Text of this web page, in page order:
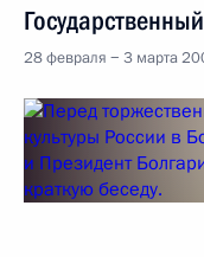
28 февраля − 3 марта